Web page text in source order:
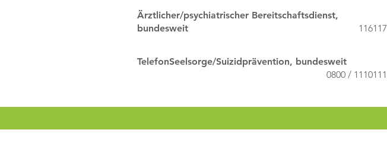
116117
Ärztlicher/psychiatrischer Bereitschaftsdienst,
bundesweit
0800 / 1110111
TelefonSeelsorge/Suizidprävention, bundesweit